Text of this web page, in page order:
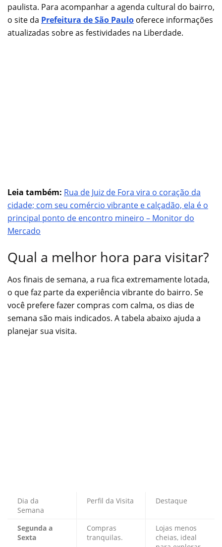
paulista. Para acompanhar a agenda cultural do bairro,
o site da Prefeitura de São Paulo oferece informações
atualizadas sobre as festividades na Liberdade.
Leia também: Rua de Juiz de Fora vira o coração da
cidade; com seu comércio vibrante e calçadão, ela é o
principal ponto de encontro mineiro – Monitor do
Mercado
Qual a melhor hora para visitar?
Aos finais de semana, a rua fica extremamente lotada,
o que faz parte da experiência vibrante do bairro. Se
você prefere fazer compras com calma, os dias de
semana são mais indicados. A tabela abaixo ajuda a
planejar sua visita.
Dia da
Semana
Perfil da Visita Destaque
Segunda a
Sexta
Compras
tranquilas.
Lojas menos
cheias, ideal